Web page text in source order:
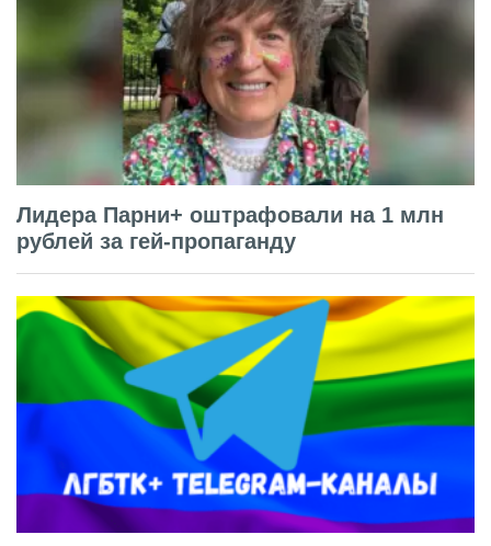
Лидера Парни+ оштрафовали на 1 млн
рублей за гей-пропаганду